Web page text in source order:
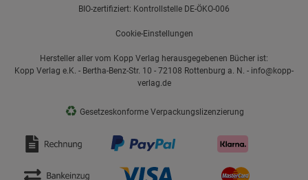
BIO-zertifiziert: Kontrollstelle DE-ÖKO-006
Cookie-Einstellungen
Hersteller aller vom Kopp Verlag herausgegebenen Bücher ist:
Kopp Verlag e.K. - Bertha-Benz-Str. 10 - 72108 Rottenburg a. N. - info@kopp-
verlag.de
♻ Gesetzeskonforme Verpackungslizenzierung